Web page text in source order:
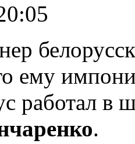
ему
работал в
.